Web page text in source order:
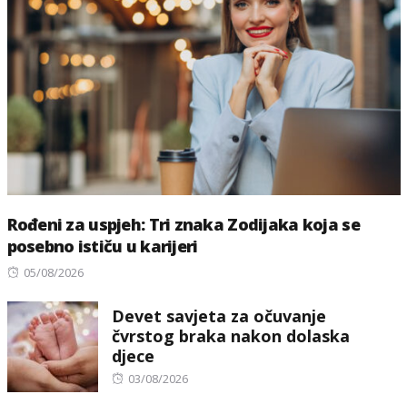
Rođeni za uspjeh: Tri znaka Zodijaka koja se
posebno ističu u karijeri
Posted
05/08/2026
Devet savjeta za očuvanje
čvrstog braka nakon dolaska
djece
Posted
03/08/2026